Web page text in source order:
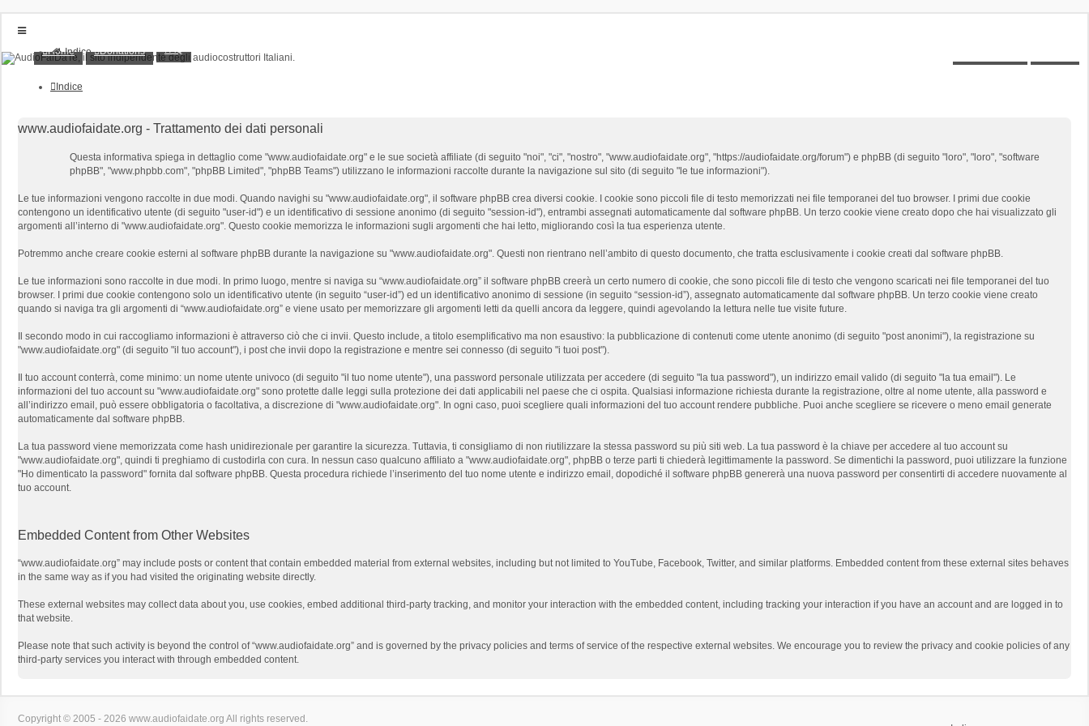
Indice
Home
FAQ
Iscriviti
Home Donations
Indice
www.audiofaidate.org - Trattamento dei dati personali
Questa informativa spiega in dettaglio come "www.audiofaidate.org" e le sue società affiliate (di seguito "noi", "ci", "nostro", "www.audiofaidate.org", "https://audiofaidate.org/forum") e phpBB (di seguito "loro", "loro", "software
phpBB", "www.phpbb.com", "phpBB Limited", "phpBB Teams") utilizzano le informazioni raccolte durante la navigazione sul sito (di seguito "le tue informazioni").
Le tue informazioni vengono raccolte in due modi. Quando navighi su "www.audiofaidate.org", il software phpBB crea diversi cookie. I cookie sono piccoli file di testo memorizzati nei file temporanei del tuo browser. I primi due cookie
contengono un identificativo utente (di seguito "user-id") e un identificativo di sessione anonimo (di seguito "session-id"), entrambi assegnati automaticamente dal software phpBB. Un terzo cookie viene creato dopo che hai visualizzato gli
argomenti all’interno di "www.audiofaidate.org". Questo cookie memorizza le informazioni sugli argomenti che hai letto, migliorando così la tua esperienza utente.
Potremmo anche creare cookie esterni al software phpBB durante la navigazione su "www.audiofaidate.org". Questi non rientrano nell’ambito di questo documento, che tratta esclusivamente i cookie creati dal software phpBB.
Le tue informazioni sono raccolte in due modi. In primo luogo, mentre si naviga su “www.audiofaidate.org” il software phpBB creerà un certo numero di cookie, che sono piccoli file di testo che vengono scaricati nei file temporanei del tuo
browser. I primi due cookie contengono solo un identificativo utente (in seguito “user-id”) ed un identificativo anonimo di sessione (in seguito “session-id”), assegnato automaticamente dal software phpBB. Un terzo cookie viene creato
quando si naviga tra gli argomenti di “www.audiofaidate.org” e viene usato per memorizzare gli argomenti letti da quelli ancora da leggere, quindi agevolando la lettura nelle tue visite future.
Il secondo modo in cui raccogliamo informazioni è attraverso ciò che ci invii. Questo include, a titolo esemplificativo ma non esaustivo: la pubblicazione di contenuti come utente anonimo (di seguito "post anonimi"), la registrazione su
"www.audiofaidate.org" (di seguito "il tuo account"), i post che invii dopo la registrazione e mentre sei connesso (di seguito "i tuoi post").
Il tuo account conterrà, come minimo: un nome utente univoco (di seguito "il tuo nome utente"), una password personale utilizzata per accedere (di seguito "la tua password"), un indirizzo email valido (di seguito "la tua email"). Le
informazioni del tuo account su "www.audiofaidate.org" sono protette dalle leggi sulla protezione dei dati applicabili nel paese che ci ospita. Qualsiasi informazione richiesta durante la registrazione, oltre al nome utente, alla password e
all’indirizzo email, può essere obbligatoria o facoltativa, a discrezione di "www.audiofaidate.org". In ogni caso, puoi scegliere quali informazioni del tuo account rendere pubbliche. Puoi anche scegliere se ricevere o meno email generate
automaticamente dal software phpBB.
La tua password viene memorizzata come hash unidirezionale per garantire la sicurezza. Tuttavia, ti consigliamo di non riutilizzare la stessa password su più siti web. La tua password è la chiave per accedere al tuo account su
"www.audiofaidate.org", quindi ti preghiamo di custodirla con cura. In nessun caso qualcuno affiliato a "www.audiofaidate.org", phpBB o terze parti ti chiederà legittimamente la password. Se dimentichi la password, puoi utilizzare la funzione
"Ho dimenticato la password" fornita dal software phpBB. Questa procedura richiede l’inserimento del tuo nome utente e indirizzo email, dopodiché il software phpBB genererà una nuova password per consentirti di accedere nuovamente al
tuo account.
Embedded Content from Other Websites
“www.audiofaidate.org” may include posts or content that contain embedded material from external websites, including but not limited to YouTube, Facebook, Twitter, and similar platforms. Embedded content from these external sites behaves
in the same way as if you had visited the originating website directly.
These external websites may collect data about you, use cookies, embed additional third-party tracking, and monitor your interaction with the embedded content, including tracking your interaction if you have an account and are logged in to
that website.
Please note that such activity is beyond the control of “www.audiofaidate.org” and is governed by the privacy policies and terms of service of the respective external websites. We encourage you to review the privacy and cookie policies of any
third-party services you interact with through embedded content.
Copyright © 2005 - 2026 www.audiofaidate.org All rights reserved.